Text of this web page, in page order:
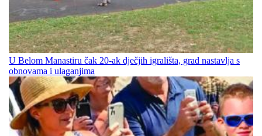
U Belom Manastiru čak 20-ak dječjih igrališta, grad nastavlja s
obnovama i ulaganjima